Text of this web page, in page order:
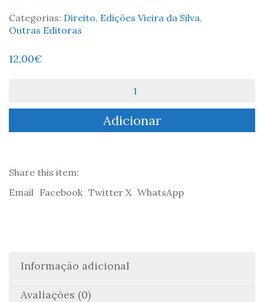
Categorias: Direito, Edições Vieira da Silva,
Outras Editoras
12,00€
Breve
do
Crianças
dos
Adicionar
Share this item:
Email Facebook Twitter X WhatsApp
Informação adicional
Avaliações (0)